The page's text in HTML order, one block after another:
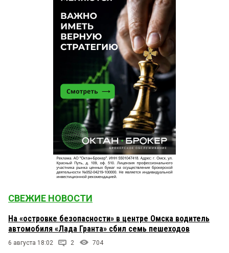
СВЕЖИЕ НОВОСТИ
На «островке безопасности» в центре Омска водитель
автомобиля «Лада Гранта» сбил семь пешеходов
6 августа 18:02 2 704